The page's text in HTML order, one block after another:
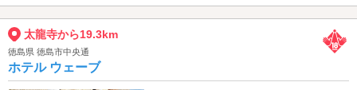
太龍寺から19.3km
徳島県 徳島市中央通
ホテル ウェーブ